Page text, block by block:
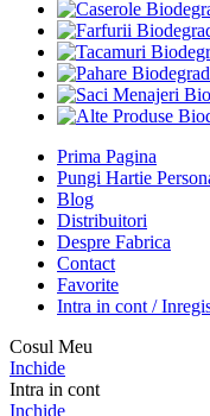
Prima Pagina
Pungi Hartie
Blog
Distribuitori
Despre Fabrica
Contact
Favorite
Intra in cont /
Cosul Meu
Inchide
Intra in cont
Inchide